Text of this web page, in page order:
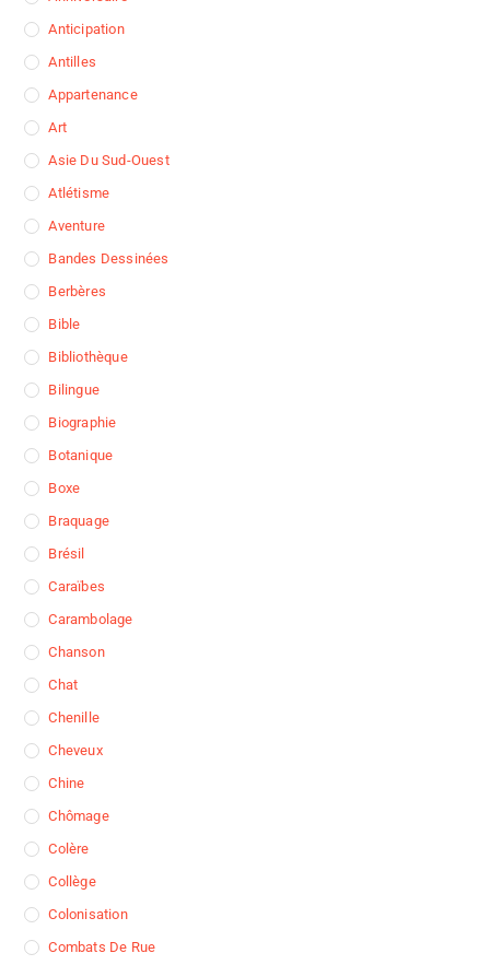
Anticipation
Antilles
Appartenance
Art
Asie Du Sud-Ouest
Atlétisme
Aventure
Bandes Dessinées
Berbères
Bible
Bibliothèque
Bilingue
Biographie
Botanique
Boxe
Braquage
Brésil
Caraïbes
Carambolage
Chanson
Chat
Chenille
Cheveux
Chine
Chômage
Colère
Collège
Colonisation
Combats De Rue